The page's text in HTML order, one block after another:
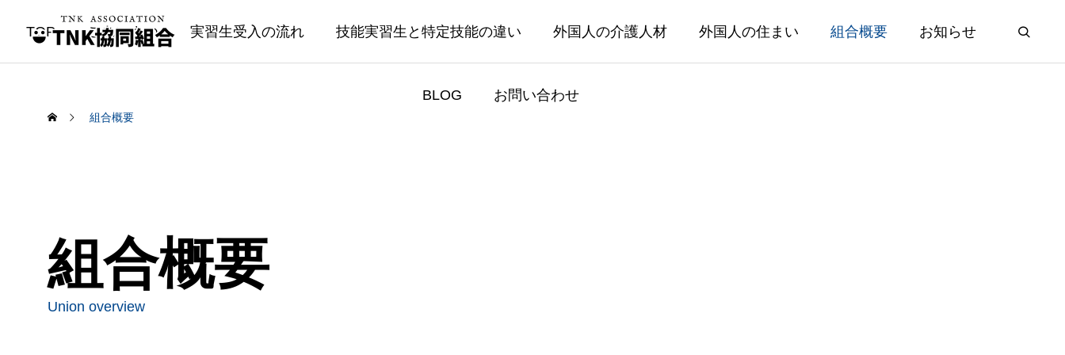
TOP ごあいさつ 実習生受入の流れ 技能実習生と特定技能の違い 外国人の介護人材 外国人の住まい 組合概要 お知らせ
BLOG お問い合わせ
組合概要
組合概要
Union overview